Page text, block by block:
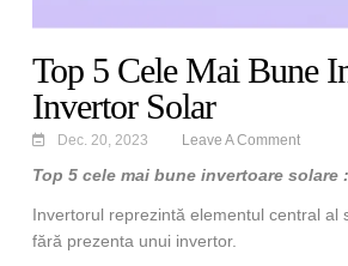
Top 5 Cele Mai Bune
Invertor Solar
Dec. 20, 2023 Leave A Comment
Top 5 cele mai bune invertoare
Invertorul reprezintă elementul central
fără prezenta unui invertor.